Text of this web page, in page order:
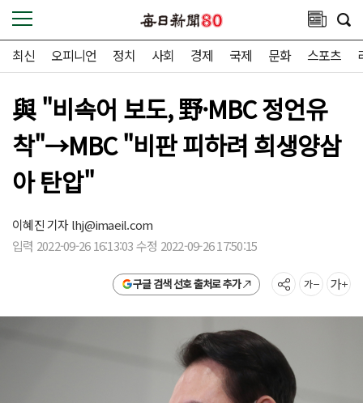
최신 오피니언 정치 사회 경제 국제 문화 스포츠
與 "비속어 보도, 野·MBC 정언유
착"→MBC "비판 피하려 희생양삼
아 탄압"
이혜진 기자lhj@imaeil.com
입력 2022-09-26 16:13:03 수정 2022-09-26 17:50:15
구글 검색 선호 출처로 추가